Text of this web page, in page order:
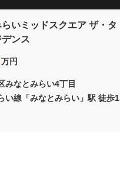
いミッドスクエア ザ・タ
ンス
万円
みなとみらい4丁目
い線「みなとみらい」駅 徒歩1